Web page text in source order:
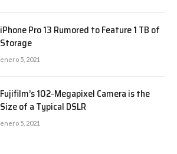
iPhone Pro 13 Rumored to Feature 1 TB of
Storage
enero 5, 2021
Fujifilm’s 102-Megapixel Camera is the
Size of a Typical DSLR
enero 5, 2021